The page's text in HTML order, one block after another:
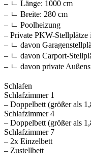
– ㄴ Länge: 1000 cm
– ㄴ Breite: 280 cm
– ㄴ Poolheizung
– Private PKW-Stellplätze
– ㄴ davon
– ㄴ davon Carport-
– ㄴ davon private
Schlafen
Schlafzimmer 1
– Doppelbett (größer als
Schlafzimmer 4
– Doppelbett (größer als
Schlafzimmer 7
– 2x Einzelbett
– Zustellbett